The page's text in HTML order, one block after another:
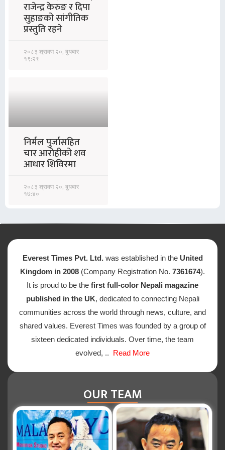
राजेन्द्र केरुङ र दिपा
सुहाङको सांगीतिक
प्रस्तुति रहने
२०८३ श्रावण २०, बुधबार
१९:२९
निर्मल पुर्जासहित
चार आरोहीको शव
आधार शिविरमा
२०८३ श्रावण २०, बुधबार
१७:४०
Everest Times Pvt. Ltd. was established in the United
Kingdom in 2008 (Company Registration No. 7361674).
It is proud to be the first full-color Nepali magazine
published in the UK, dedicated to connecting Nepali
communities across the world through news, culture, and
shared values. Everest Times was founded by a group of
sixteen dedicated individuals. Over time, the team
evolved, .. Read More
OUR TEAM